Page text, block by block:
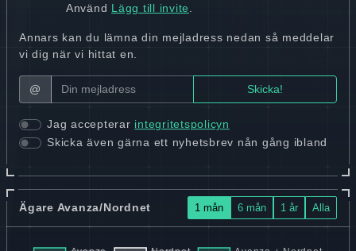
Använd Lägg till invite.
Annars kan du lämna din mejladress nedan så meddelar
vi dig när vi hittat en.
@
Jag accepterar integritetspolicyn
Skicka även gärna ett nyhetsbrev nån gång ibland
Ägare Avanza/Nordnet 1 mån 6 mån 1 år Alla